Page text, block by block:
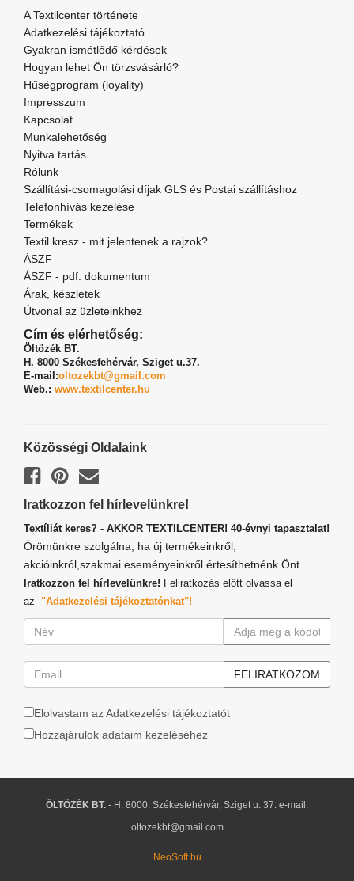
A Textilcenter története
Adatkezelési tájékoztató
Gyakran ismétlődő kérdések
Hogyan lehet Ön törzsvásárló?
Hűségprogram (loyality)
Impresszum
Kapcsolat
Munkalehetőség
Nyitva tartás
Rólunk
Szállítási-csomagolási díjak GLS és Postai szállításhoz
Telefonhívás kezelése
Termékek
Textil kresz - mit jelentenek a rajzok?
ÁSZF
ÁSZF - pdf. dokumentum
Árak, készletek
Útvonal az üzleteinkhez
Cím és elérhetőség:
Öltözék BT.
H. 8000 Székesfehérvár, Sziget u.37.
E-mail:oltozekbt@gmail.com
Web.: www.textilcenter.hu
Közösségi Oldalaink
Iratkozzon fel hírlevelünkre!
Textíliát keres? - AKKOR TEXTILCENTER! 40-évnyi tapasztalat!
Örömünkre szolgálna, ha új termékeinkről,
akcióinkról,szakmai eseményeinkről értesíthetnénk Önt.
Iratkozzon fel hírlevelünkre! Feliratkozás előtt olvassa el
az "Adatkezelési tájékoztatónkat"!
Elolvastam az Adatkezelési tájékoztatót
Hozzájárulok adataim kezeléséhez
ÖLTÖZÉK BT. - H. 8000. Székesfehérvár, Sziget u. 37. e-mail:
oltozekbt@gmail.com
NeoSoft.hu